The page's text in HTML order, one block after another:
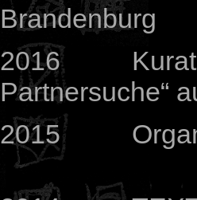
Brandenburg
2016
Partnersuche“
2015